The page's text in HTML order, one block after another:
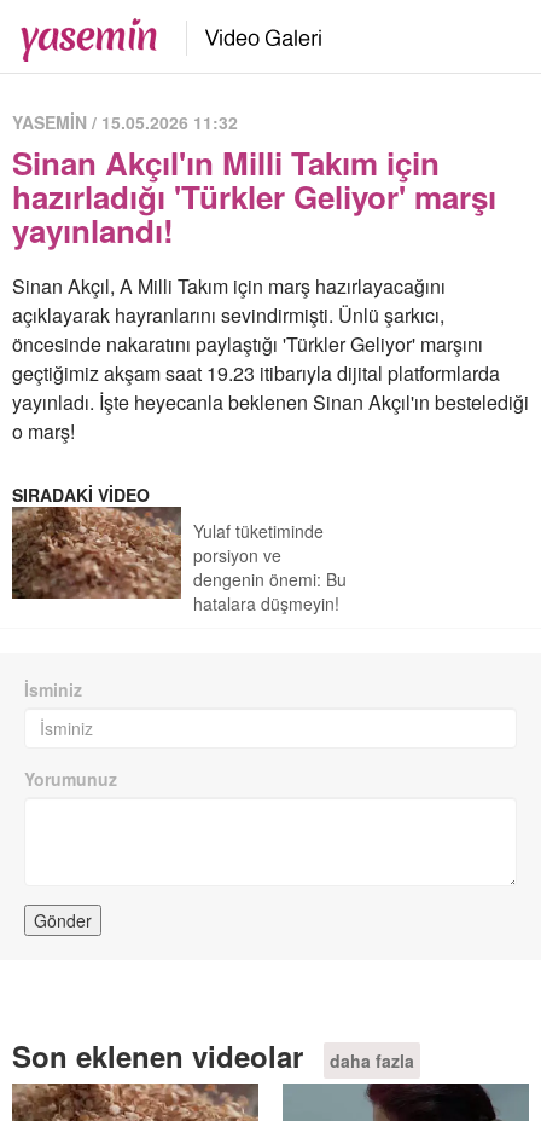
YASEMİN / 15.05.2026 11:32
Sinan Akçıl'ın Milli Takım için
hazırladığı 'Türkler Geliyor' marşı
yayınlandı!
Sinan Akçıl, A Milli Takım için marş hazırlayacağını
açıklayarak hayranlarını sevindirmişti. Ünlü şarkıcı,
öncesinde nakaratını paylaştığı 'Türkler Geliyor' marşını
geçtiğimiz akşam saat 19.23 itibarıyla dijital platformlarda
yayınladı. İşte heyecanla beklenen Sinan Akçıl'ın bestelediği
o marş!
SIRADAKİ VİDEO
Yulaf tüketiminde
porsiyon ve
dengenin önemi: Bu
hatalara düşmeyin!
İsminiz
Yorumunuz
Son eklenen videolar daha fazla